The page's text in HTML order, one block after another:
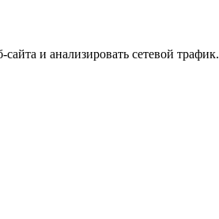
и анализировать сетевой трафик.